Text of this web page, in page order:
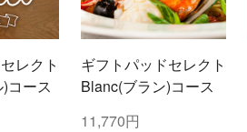
レクト
コース
ギフトパッドセレクト
Blanc(ブラン)コース
11,770円